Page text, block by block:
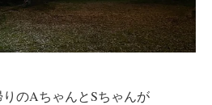
のAちゃんとSちゃんが